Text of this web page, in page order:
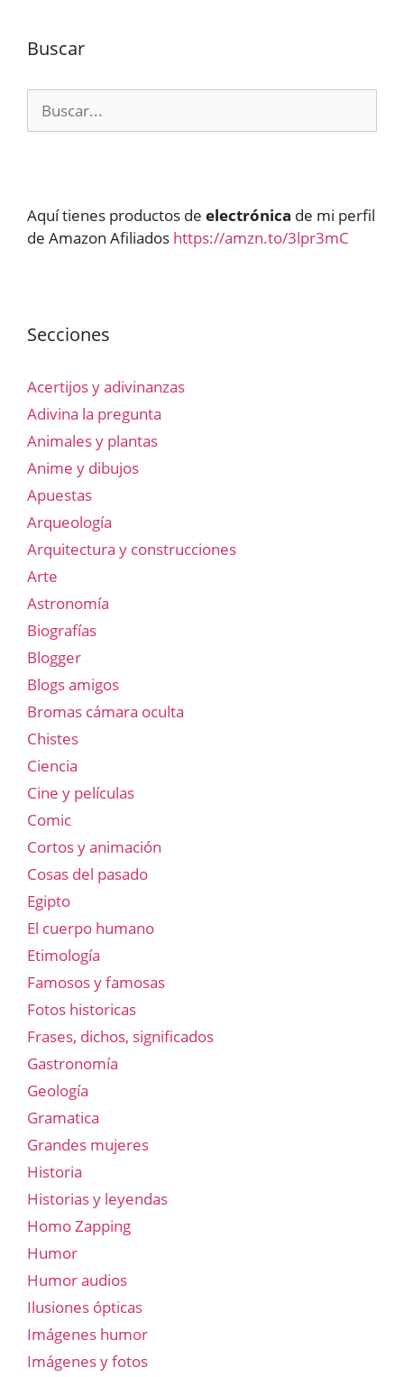
Buscar
Aquí tienes productos de electrónica de mi perfil
de Amazon Afiliados https://amzn.to/3lpr3mC
Secciones
Acertijos y adivinanzas
Adivina la pregunta
Animales y plantas
Anime y dibujos
Apuestas
Arqueología
Arquitectura y construcciones
Arte
Astronomía
Biografías
Blogger
Blogs amigos
Bromas cámara oculta
Chistes
Ciencia
Cine y películas
Comic
Cortos y animación
Cosas del pasado
Egipto
El cuerpo humano
Etimología
Famosos y famosas
Fotos historicas
Frases, dichos, significados
Gastronomía
Geología
Gramatica
Grandes mujeres
Historia
Historias y leyendas
Homo Zapping
Humor
Humor audios
Ilusiones ópticas
Imágenes humor
Imágenes y fotos